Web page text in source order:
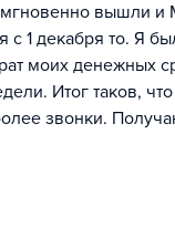
вышли и
1 декабря то. Я
моих денежных
Итог таков,
звонки.